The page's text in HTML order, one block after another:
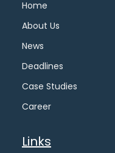
Home
About Us
News
Deadlines
Case Studies
Career
Links